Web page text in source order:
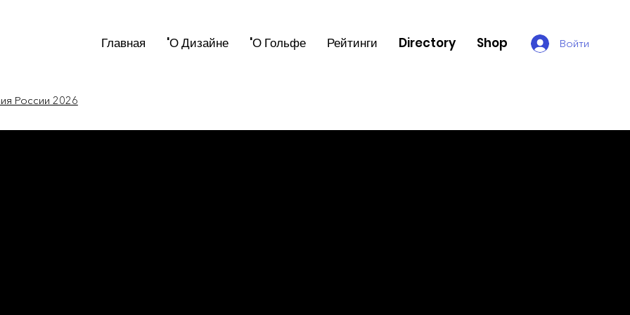
Главная 'О Дизайне 'О Гольфе Рейтинги Directory Shop Войти
России 2026